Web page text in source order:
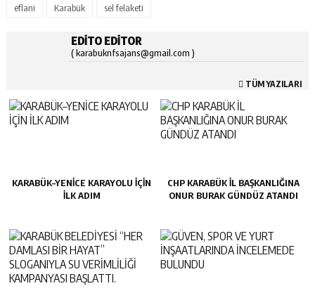
eflani Karabük sel felaketi
EDITO EDITOR
( karabuknfsajans@gmail.com )
TÜM YAZILARI
KARABÜK–YENİCE KARAYOLU İÇİN
İLK ADIM
CHP KARABÜK İL BAŞKANLIĞINA
ONUR BURAK GÜNDÜZ ATANDI